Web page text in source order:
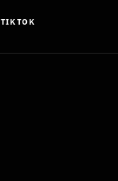
TIKTOK